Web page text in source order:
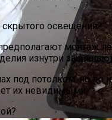
Находясь
скрытого освещения?
монтаж
изнутри
под потолком, но
их невидимыми.